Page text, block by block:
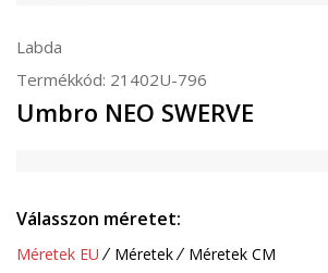
Labda
Termékkód: 21402U-796
Umbro NEO SWERVE
Válasszon méretet:
Méretek EU Méretek Méretek CM